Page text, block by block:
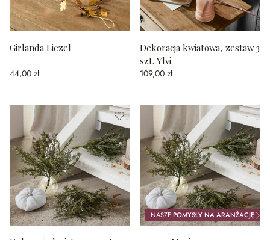
Girlanda Liezel
44,00 zł
Dekoracja kwiatowa, zestaw 3
szt. Ylvi
109,00 zł
NASZEPOMYSŁY NA ARANŻACJĘ